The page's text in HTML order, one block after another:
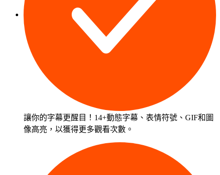
讓你的字幕更醒目！14+動態字幕、表情符號、GIF和圖
像高亮，以獲得更多觀看次數。